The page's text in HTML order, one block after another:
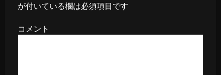
が付いている欄は必須項目です
コメント